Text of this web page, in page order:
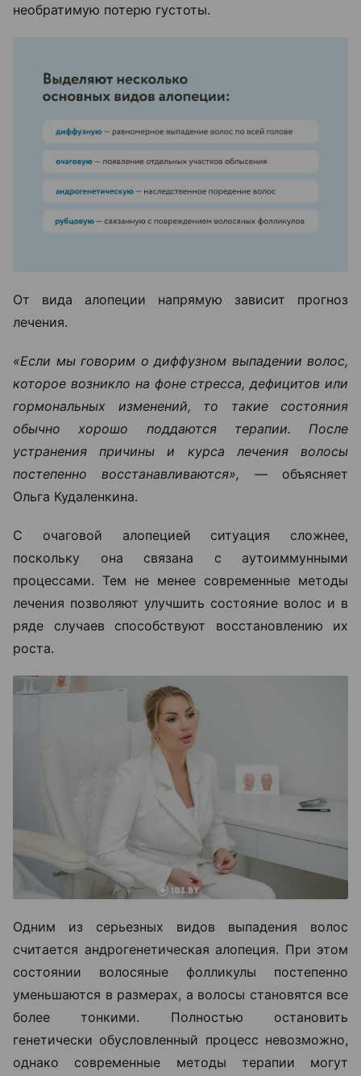
необратимую потерю густоты.
От вида алопеции напрямую зависит прогноз
лечения.
«Если мы говорим о диффузном выпадении волос,
которое возникло на фоне стресса, дефицитов или
гормональных изменений, то такие состояния
обычно хорошо поддаются терапии. После
устранения причины и курса лечения волосы
постепенно восстанавливаются», —объясняет
Ольга Кудаленкина.
С очаговой алопецией ситуация сложнее,
поскольку она связана с аутоиммунными
процессами. Тем не менее современные методы
лечения позволяют улучшить состояние волос и в
ряде случаев способствуют восстановлению их
роста.
Одним из серьезных видов выпадения волос
считается андрогенетическая алопеция. При этом
состоянии волосяные фолликулы постепенно
уменьшаются в размерах, а волосы становятся все
более тонкими. Полностью остановить
генетически обусловленный процесс невозможно,
однако современные методы терапии могут